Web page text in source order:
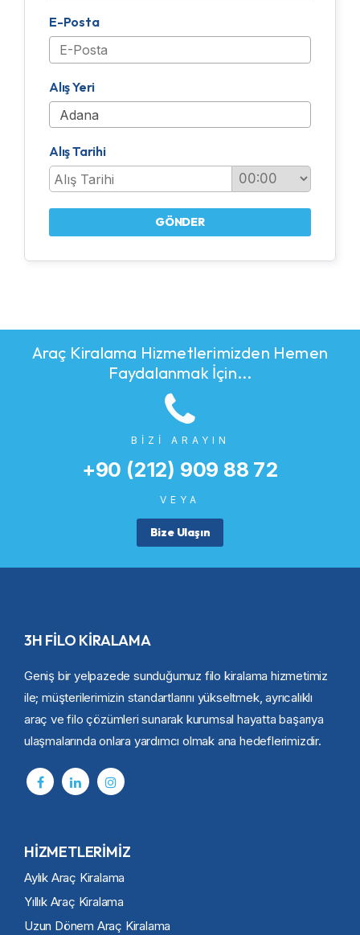
E-Posta
Alış Yeri
Alış Tarihi
GÖNDER
Araç Kiralama Hizmetlerimizden Hemen
Faydalanmak İçin...
BİZİ ARAYIN
+90 (212) 909 88 72
VEYA
Bize Ulaşın
3H FİLO KİRALAMA
Geniş bir yelpazede sunduğumuz filo kiralama hizmetimiz
ile; müşterilerimizin standartlarını yükseltmek, ayrıcalıklı
araç ve filo çözümleri sunarak kurumsal hayatta başarıya
ulaşmalarında onlara yardımcı olmak ana hedeflerimizdir.
HİZMETLERİMİZ
Aylık Araç Kiralama
Yıllık Araç Kiralama
Uzun Dönem Araç Kiralama